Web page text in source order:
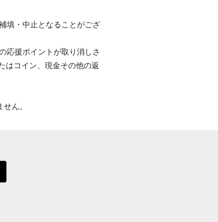
填・中止となることがござ
応援ポイントが取り消しさ
はコイン、現金その他の返
ん。